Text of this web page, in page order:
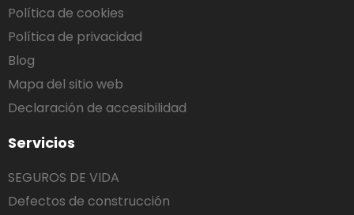
Política de cookies
Política de privacidad
Blog
Mapa del sitio web
Declaración de accesibilidad
Servicios
SEGUROS DE VIDA
Defectos de construcción